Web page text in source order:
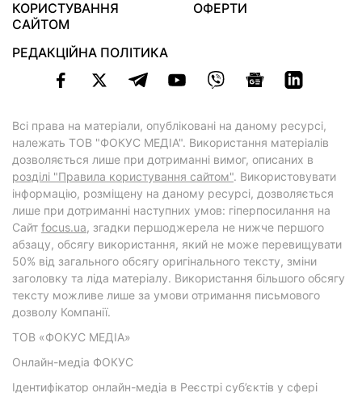
КОРИСТУВАННЯ
САЙТОМ
ОФЕРТИ
РЕДАКЦІЙНА ПОЛІТИКА
Всі права на матеріали, опубліковані на даному ресурсі,
належать ТОВ "ФОКУС МЕДІА". Використання матеріалів
дозволяється лише при дотриманні вимог, описаних в
розділі "Правила користування сайтом". Використовувати
інформацію, розміщену на даному ресурсі, дозволяється
лише при дотриманні наступних умов: гіперпосилання на
Cайт focus.ua, згадки першоджерела не нижче першого
абзацу, обсягу використання, який не може перевищувати
50% від загального обсягу оригінального тексту, зміни
заголовку та ліда матеріалу. Використання більшого обсягу
тексту можливе лише за умови отримання письмового
дозволу Компанії.
ТОВ «ФОКУС МЕДІА»
Онлайн-медіа ФОКУС
Ідентифікатор онлайн-медіа в Реєстрі суб’єктів у сфері